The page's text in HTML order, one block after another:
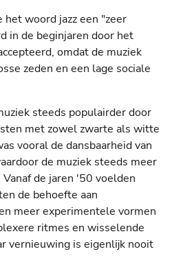
woord jazz een "zeer
in de beginjaren door het
omdat de muziek
zeden en een lage sociale
steeds populairder door
met zowel zwarte als witte
vooral de dansbaarheid van
de muziek steeds meer
de jaren '50 voelden
de behoefte aan
meer experimentele vormen
ritmes en wisselende
vernieuwing is eigenlijk nooit